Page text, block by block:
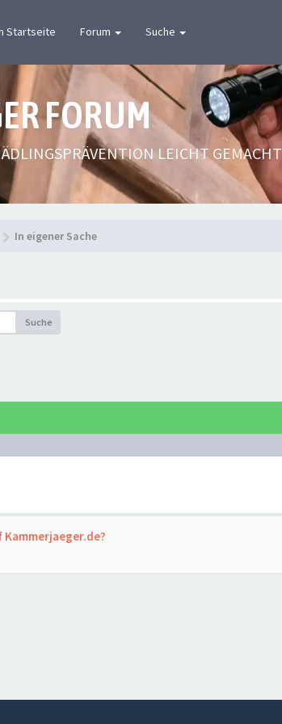
Startseite Forum Suche
FORUM
LEICHT GEMACHT
In eigener Sache
Suche